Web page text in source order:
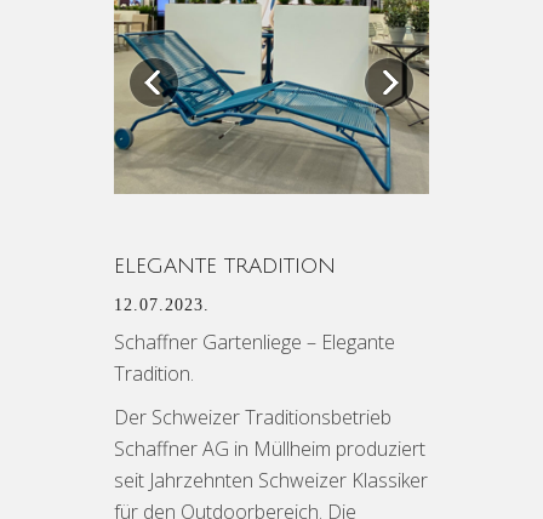
Previous Next
ELEGANTE TRADITION
12.07.2023.
Schaffner Gartenliege – Elegante
Tradition.
Der Schweizer Traditionsbetrieb
Schaffner AG in Müllheim produziert
seit Jahrzehnten Schweizer Klassiker
für den Outdoorbereich. Die